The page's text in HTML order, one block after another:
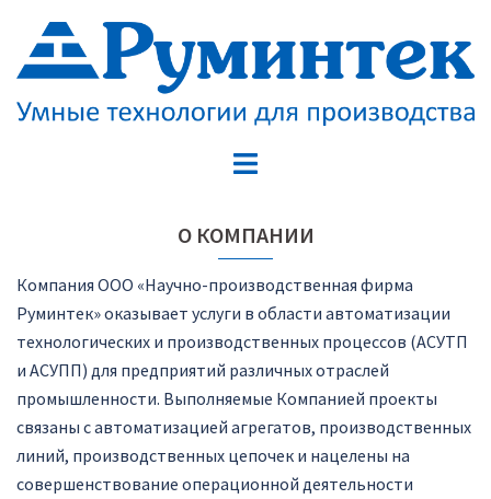
содержимому
Переключатель
О КОМПАНИИ
Компания ООО «Научно-производственная фирма
Руминтек» оказывает услуги в области автоматизации
технологических и производственных процессов (АСУТП
и АСУПП) для предприятий различных отраслей
промышленности. Выполняемые Компанией проекты
связаны с автоматизацией агрегатов, производственных
линий, производственных цепочек и нацелены на
совершенствование операционной деятельности